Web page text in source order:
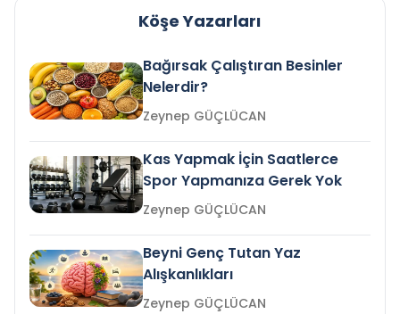
Köşe Yazarları
Bağırsak Çalıştıran Besinler
Nelerdir?
Zeynep GÜÇLÜCAN
Kas Yapmak İçin Saatlerce
Spor Yapmanıza Gerek Yok
Zeynep GÜÇLÜCAN
Beyni Genç Tutan Yaz
Alışkanlıkları
Zeynep GÜÇLÜCAN